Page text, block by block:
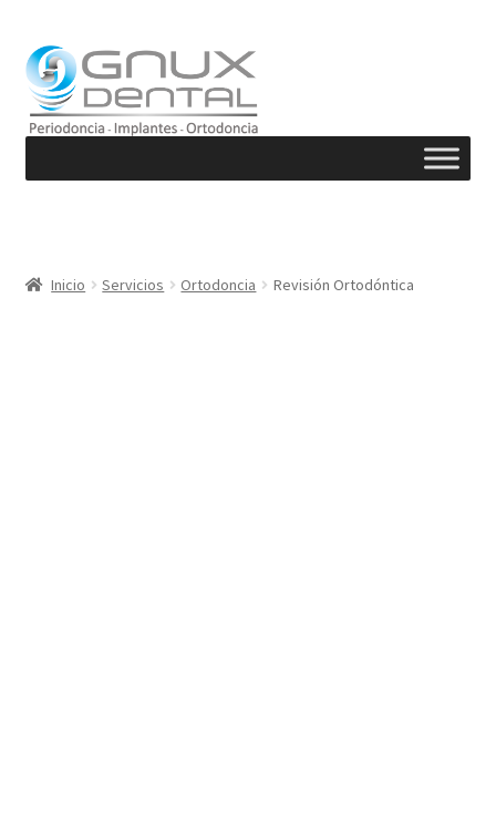
Ir
a
la
navegación
Ir
al
contenido
Inicio Servicios Ortodoncia Revisión Ortodóntica